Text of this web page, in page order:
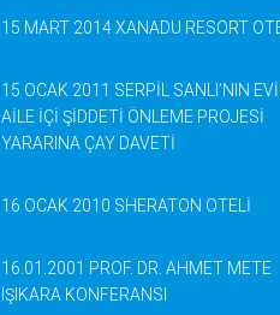
15 MART 2014 XANADU RESORT
15 OCAK 2011 SERPİL SANLI’NIN
AİLE İÇİ ŞİDDETİ ÖNLEME PROJESİ
YARARINA ÇAY DAVETİ
16 OCAK 2010 SHERATON OTELİ
16.01.2001 PROF. DR. AHMET METE
IŞIKARA KONFERANSI